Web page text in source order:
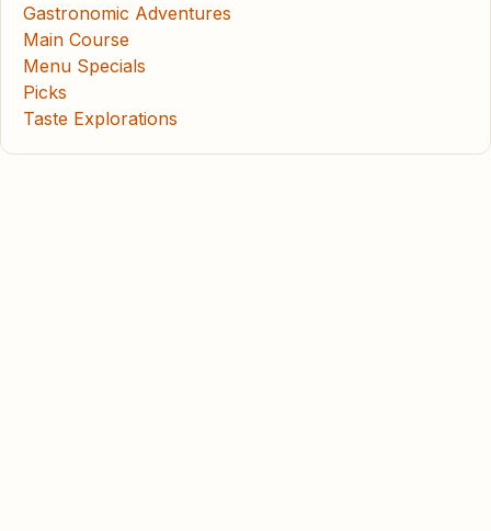
Gastronomic Adventures
Main Course
Menu Specials
Picks
Taste Explorations